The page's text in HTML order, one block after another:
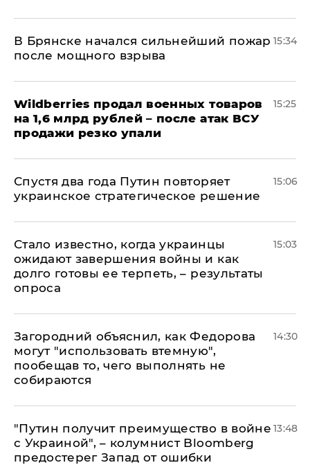
В Брянске начался сильнейший пожар
после мощного взрыва
15:34
​Wildberries продал военных товаров
на 1,6 млрд рублей – после атак ВСУ
продажи резко упали
15:25
Спустя два года Путин повторяет
украинское стратегическое решение
15:06
Стало известно, когда украинцы
ожидают завершения войны и как
долго готовы ее терпеть, – результаты
опроса
15:03
Загородний объяснил, как Федорова
могут "использовать втемную",
пообещав то, чего выполнять не
собираются
14:30
"Путин получит преимущество в войне
с Украиной", – колумнист Bloomberg
предостерег Запад от ошибки
13:48